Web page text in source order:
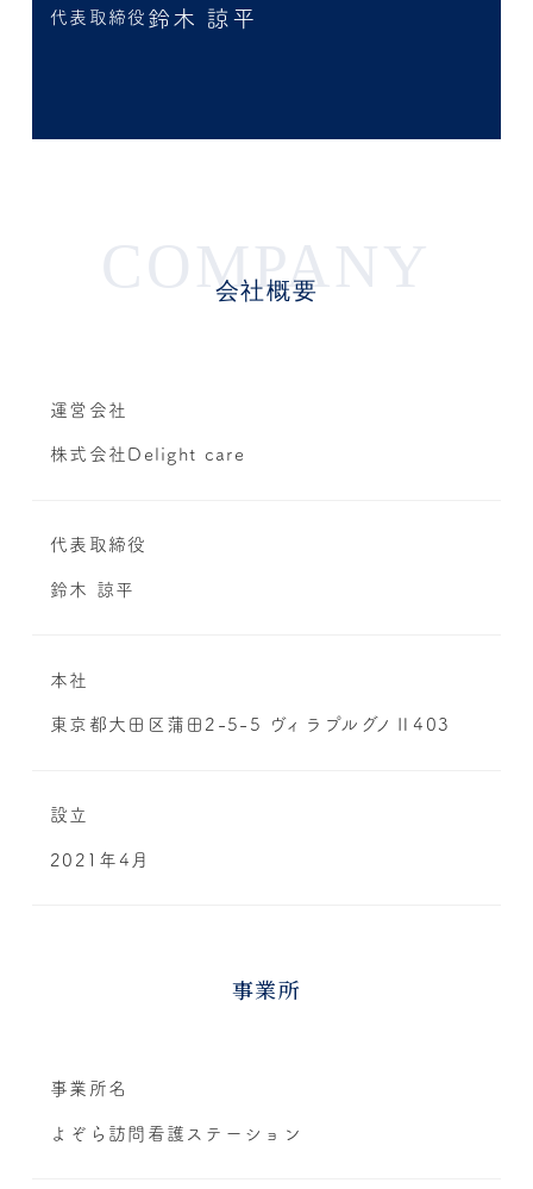
代表取締役 鈴木 諒平
COMPANY
会社概要
運営会社
株式会社Delight care
代表取締役
鈴木 諒平
本社
東京都大田区蒲田2-5-5 ヴィラプルグノⅡ403
設立
2021年4月
事業所
事業所名
よぞら訪問看護ステーション